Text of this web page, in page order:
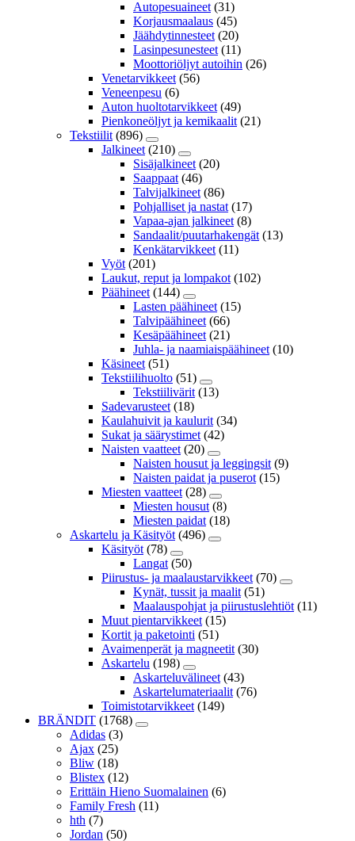
Autopesuaineet (31)
Korjausmaalaus (45)
Jäähdytinnesteet (20)
Lasinpesunesteet (11)
Moottoriöljyt autoihin (26)
Venetarvikkeet (56)
Veneenpesu (6)
Auton huoltotarvikkeet (49)
Pienkoneöljyt ja kemikaalit (21)
Tekstiilit (896)
Jalkineet (210)
Sisäjalkineet (20)
Saappaat (46)
Talvijalkineet (86)
Pohjalliset ja nastat (17)
Vapaa-ajan jalkineet (8)
Sandaalit/puutarhakengät (13)
Kenkätarvikkeet (11)
Vyöt (201)
Laukut, reput ja lompakot (102)
Päähineet (144)
Lasten päähineet (15)
Talvipäähineet (66)
Kesäpäähineet (21)
Juhla- ja naamiaispäähineet (10)
Käsineet (51)
Tekstiilihuolto (51)
Tekstiilivärit (13)
Sadevarusteet (18)
Kaulahuivit ja kaulurit (34)
Sukat ja säärystimet (42)
Naisten vaatteet (20)
Naisten housut ja leggingsit (9)
Naisten paidat ja puserot (15)
Miesten vaatteet (28)
Miesten housut (8)
Miesten paidat (18)
Askartelu ja Käsityöt (496)
Käsityöt (78)
Langat (50)
Piirustus- ja maalaustarvikkeet (70)
Kynät, tussit ja maalit (51)
Maalauspohjat ja piirustuslehtiöt (11)
Muut pientarvikkeet (15)
Kortit ja paketointi (51)
Avaimenperät ja magneetit (30)
Askartelu (198)
Askarteluvälineet (43)
Askartelumateriaalit (76)
Toimistotarvikkeet (149)
BRÄNDIT (1768)
Adidas (3)
Ajax (25)
Bliw (18)
Blistex (12)
Erittäin Hieno Suomalainen (6)
Family Fresh (11)
hth (7)
Jordan (50)